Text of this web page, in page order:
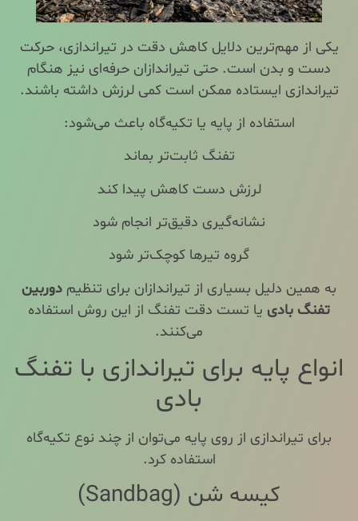
یکی از مهم‌ترین دلایل کاهش دقت در تیراندازی، حرکت
دست و بدن است. حتی تیراندازان حرفه‌ای نیز هنگام
تیراندازی ایستاده ممکن است کمی لرزش داشته باشند.
استفاده از پایه یا تکیه‌گاه باعث می‌شود:
تفنگ ثابت‌تر بماند
لرزش دست کاهش پیدا کند
نشانه‌گیری دقیق‌تر انجام شود
گروه تیرها کوچک‌تر شود
به همین دلیل بسیاری از تیراندازان برای تنظیم دوربین
تفنگ بادی یا تست دقت تفنگ از این روش استفاده
می‌کنند.
انواع پایه برای تیراندازی با تفنگ
بادی
برای تیراندازی از روی پایه می‌توان از چند نوع تکیه‌گاه
استفاده کرد.
کیسه شن (Sandbag)